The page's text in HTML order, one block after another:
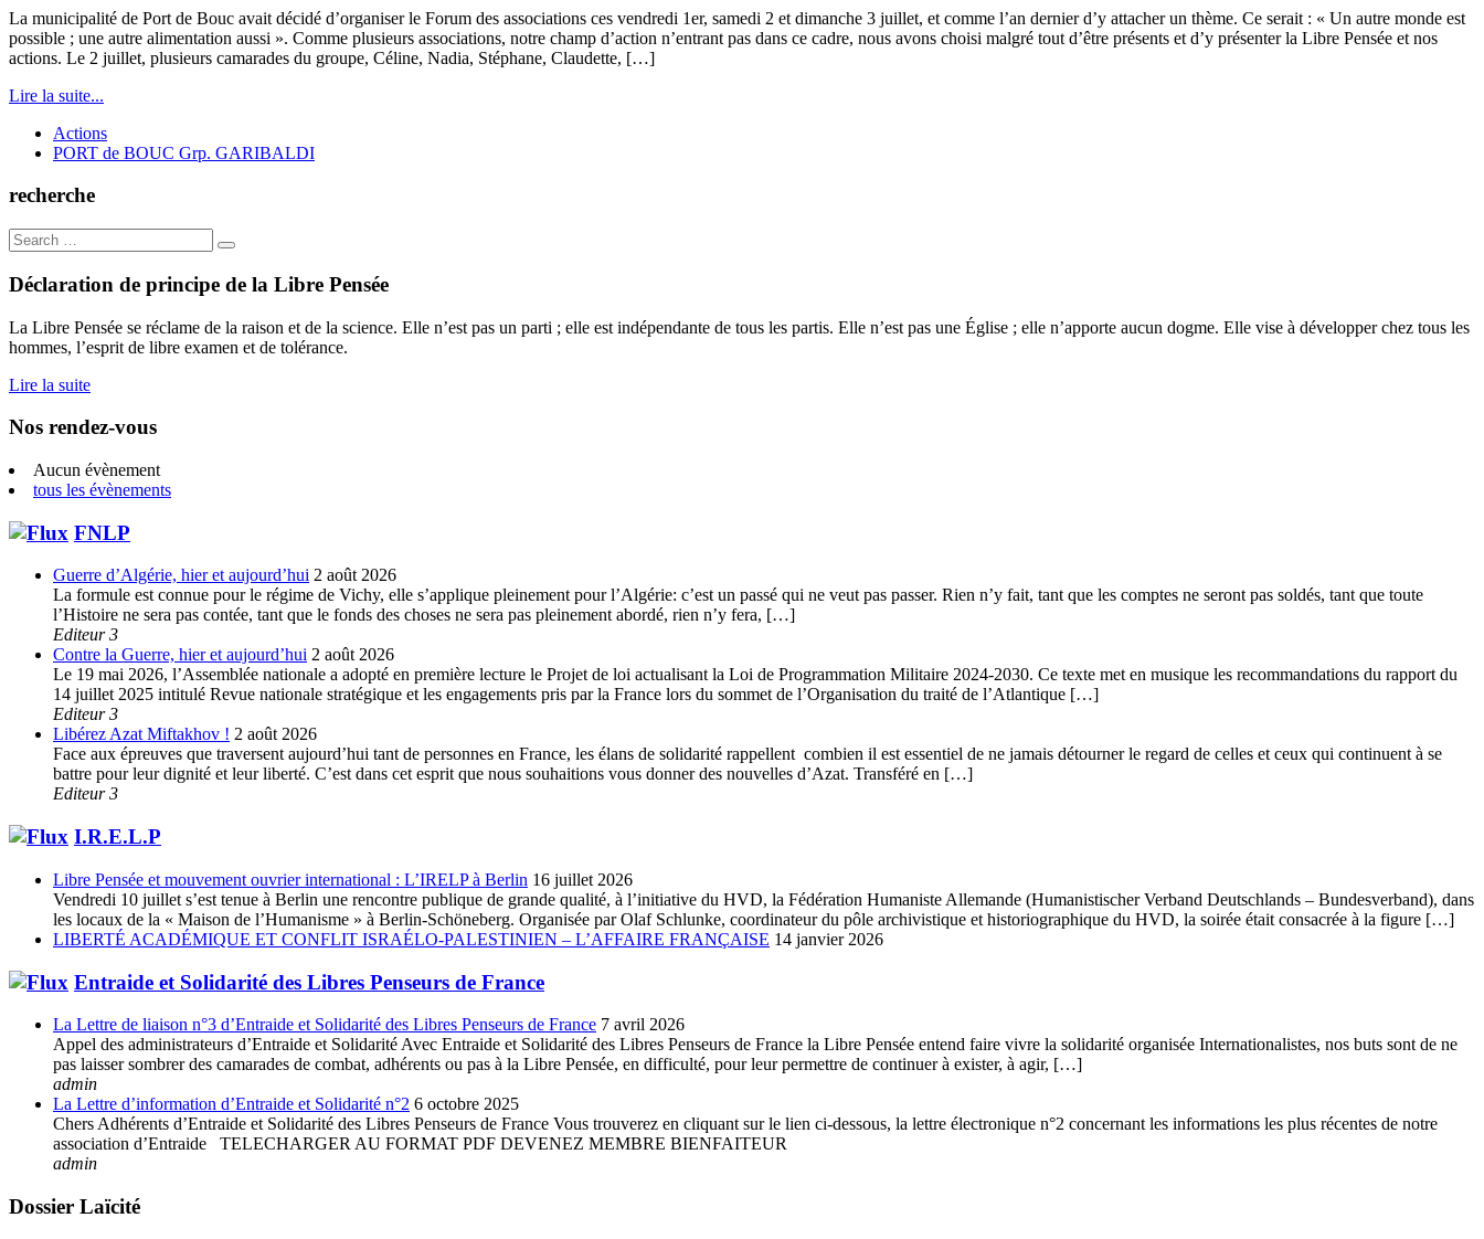
La municipalité de Port de Bouc avait décidé d’organiser le Forum des associations ces vendredi 1er, samedi 2 et dimanche 3 juillet, et comme l’an dernier d’y attacher un thème. Ce serait : « Un autre monde est
possible ; une autre alimentation aussi ». Comme plusieurs associations, notre champ d’action n’entrant pas dans ce cadre, nous avons choisi malgré tout d’être présents et d’y présenter la Libre Pensée et nos
actions. Le 2 juillet, plusieurs camarades du groupe, Céline, Nadia, Stéphane, Claudette, […]
Lire la suite...
Actions
PORT de BOUC Grp. GARIBALDI
recherche
Search
for:
Déclaration de principe de la Libre Pensée
La Libre Pensée se réclame de la raison et de la science. Elle n’est pas un parti ; elle est indépendante de tous les partis. Elle n’est pas une Église ; elle n’apporte aucun dogme. Elle vise à développer chez tous les
hommes, l’esprit de libre examen et de tolérance.
Lire la suite
Nos rendez-vous
Aucun évènement
tous les évènements
FNLP
Guerre d’Algérie, hier et aujourd’hui 2 août 2026
La formule est connue pour le régime de Vichy, elle s’applique pleinement pour l’Algérie: c’est un passé qui ne veut pas passer. Rien n’y fait, tant que les comptes ne seront pas soldés, tant que toute
l’Histoire ne sera pas contée, tant que le fonds des choses ne sera pas pleinement abordé, rien n’y fera, […]
Editeur 3
Contre la Guerre, hier et aujourd’hui 2 août 2026
Le 19 mai 2026, l’Assemblée nationale a adopté en première lecture le Projet de loi actualisant la Loi de Programmation Militaire 2024-2030. Ce texte met en musique les recommandations du rapport du
14 juillet 2025 intitulé Revue nationale stratégique et les engagements pris par la France lors du sommet de l’Organisation du traité de l’Atlantique […]
Editeur 3
Libérez Azat Miftakhov ! 2 août 2026
Face aux épreuves que traversent aujourd’hui tant de personnes en France, les élans de solidarité rappellent combien il est essentiel de ne jamais détourner le regard de celles et ceux qui continuent à se
battre pour leur dignité et leur liberté. C’est dans cet esprit que nous souhaitions vous donner des nouvelles d’Azat. Transféré en […]
Editeur 3
I.R.E.L.P
Libre Pensée et mouvement ouvrier international : L’IRELP à Berlin 16 juillet 2026
Vendredi 10 juillet s’est tenue à Berlin une rencontre publique de grande qualité, à l’initiative du HVD, la Fédération Humaniste Allemande (Humanistischer Verband Deutschlands – Bundesverband), dans
les locaux de la « Maison de l’Humanisme » à Berlin-Schöneberg. Organisée par Olaf Schlunke, coordinateur du pôle archivistique et historiographique du HVD, la soirée était consacrée à la figure […]
LIBERTÉ ACADÉMIQUE ET CONFLIT ISRAÉLO-PALESTINIEN – L’AFFAIRE FRANÇAISE 14 janvier 2026
Entraide et Solidarité des Libres Penseurs de France
La Lettre de liaison n°3 d’Entraide et Solidarité des Libres Penseurs de France 7 avril 2026
Appel des administrateurs d’Entraide et Solidarité Avec Entraide et Solidarité des Libres Penseurs de France la Libre Pensée entend faire vivre la solidarité organisée Internationalistes, nos buts sont de ne
pas laisser sombrer des camarades de combat, adhérents ou pas à la Libre Pensée, en difficulté, pour leur permettre de continuer à exister, à agir, […]
admin
La Lettre d’information d’Entraide et Solidarité n°2 6 octobre 2025
Chers Adhérents d’Entraide et Solidarité des Libres Penseurs de France Vous trouverez en cliquant sur le lien ci-dessous, la lettre électronique n°2 concernant les informations les plus récentes de notre
association d’Entraide TELECHARGER AU FORMAT PDF DEVENEZ MEMBRE BIENFAITEUR
admin
Dossier Laïcité